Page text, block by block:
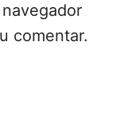
comentar.